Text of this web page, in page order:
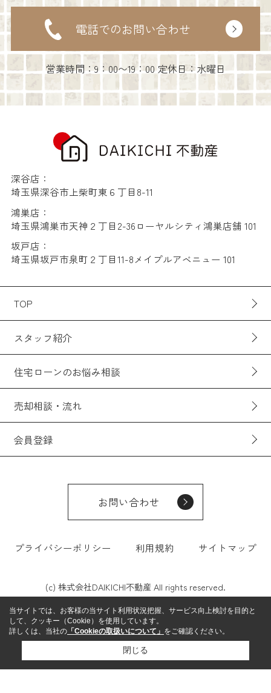
電話でのお問い合わせ
営業時間：9：00〜19：00 定休日：水曜日
深谷店：
埼玉県深谷市上柴町東６丁目8-11
鴻巣店：
埼玉県鴻巣市天神２丁目2-36ローヤルシティ鴻巣店舗 101
坂戸店：
埼玉県坂戸市泉町２丁目11-8メイプルアベニュー 101
TOP
スタッフ紹介
住宅ローンのお悩み相談
売却相談・流れ
会員登録
お問い合わせ
プライバシーポリシー 利用規約 サイトマップ
(c) 株式会社DAIKICHI不動産 All rights reserved.
当サイトでは、お客様の当サイト利用状況把握、サービス向上検討を目的と
して、クッキー（Cookie）を使用しています。
詳しくは、当社の 「Cookieの取扱いについて」 をご確認ください。
閉じる